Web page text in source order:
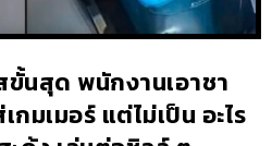
นสุด พนักงานเอาชา
มเมอร์ แต่ไม่เป็น อะไร